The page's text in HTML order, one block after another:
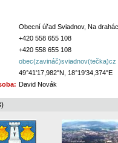
Obecní úřad Sviadnov, Na
+420 558 655 108
+420 558 655 108
obec(zavináč)sviadnov(tečka)cz
49°41'17,982"N, 18°19'34,374"E
David Novák